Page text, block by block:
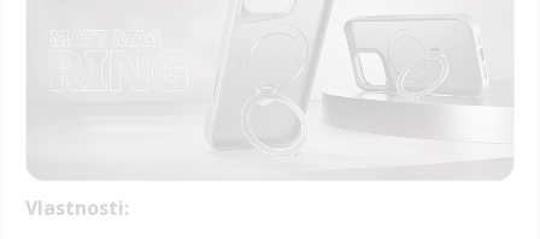
Vlastnosti: